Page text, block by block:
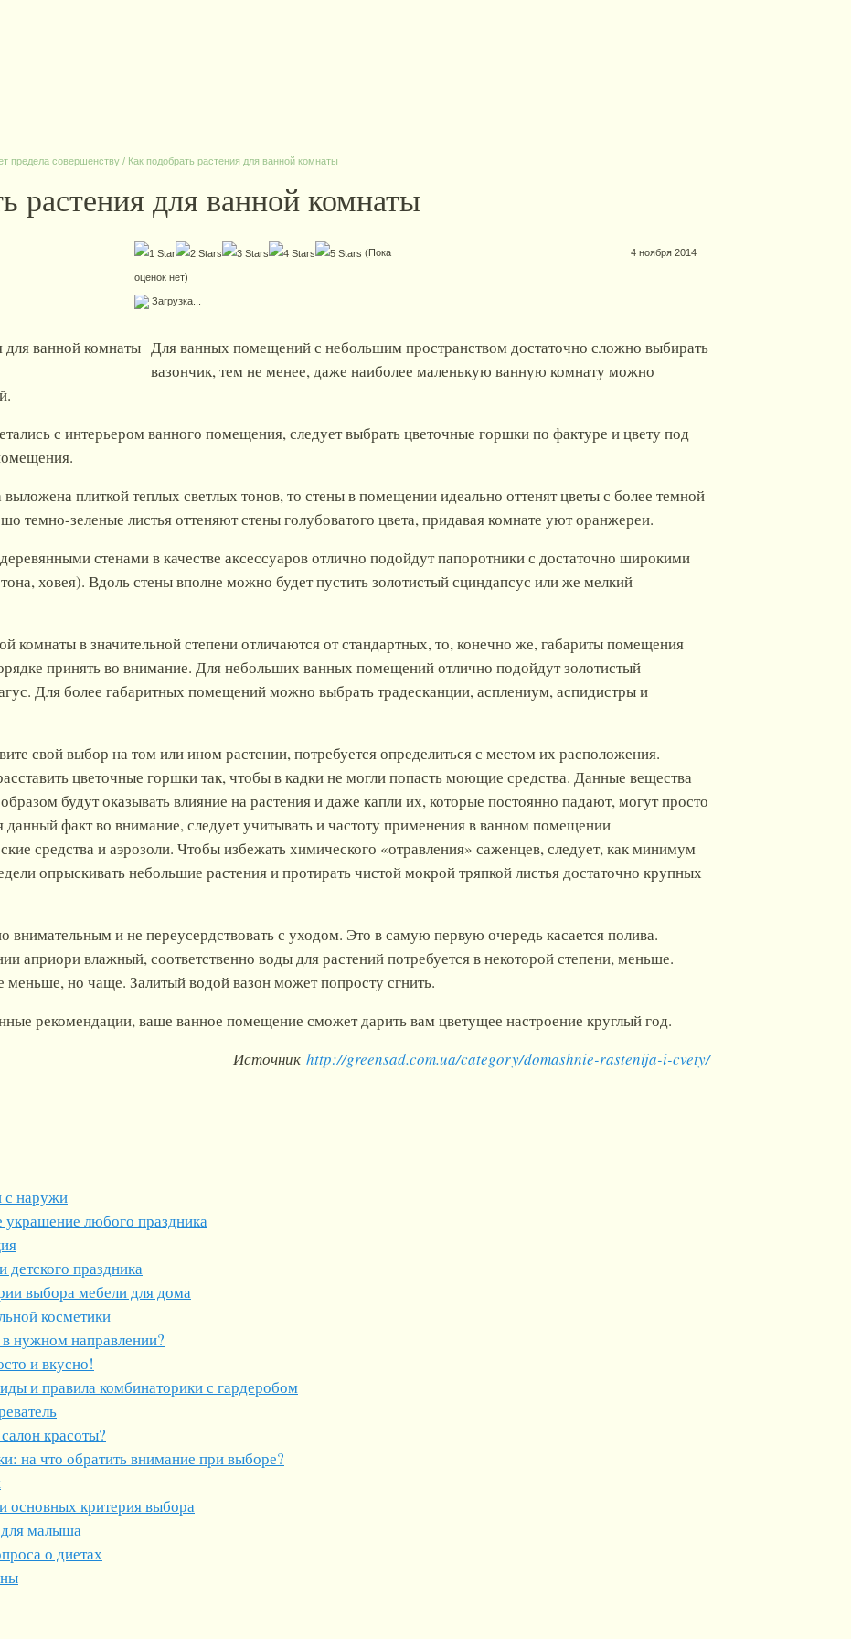
предела совершенству / Как подобрать растения для ванной комнаты
растения для ванной комнаты
(Пока
оценок нет)
Загрузка...
4 ноября 2014
Для ванных помещений с небольшим пространством достаточно сложно выбирать
вазончик, тем не менее, даже наиболее маленькую ванную комнату можно
с интерьером ванного помещения, следует выбрать цветочные горшки по фактуре и цвету под
плиткой теплых светлых тонов, то стены в помещении идеально оттенят цветы с более темной
темно-зеленые листья оттеняют стены голубоватого цвета, придавая комнате уют оранжереи.
стенами в качестве аксессуаров отлично подойдут папоротники с достаточно широкими
ховея). Вдоль стены вполне можно будет пустить золотистый сциндапсус или же мелкий
комнаты в значительной степени отличаются от стандартных, то, конечно же, габариты помещения
принять во внимание. Для небольших ванных помещений отлично подойдут золотистый
Для более габаритных помещений можно выбрать традесканции, асплениум, аспидистры и
свой выбор на том или ином растении, потребуется определиться с местом их расположения.
цветочные горшки так, чтобы в кадки не могли попасть моющие средства. Данные вещества
будут оказывать влияние на растения и даже капли их, которые постоянно падают, могут просто
факт во внимание, следует учитывать и частоту применения в ванном помещении
средства и аэрозоли. Чтобы избежать химического «отравления» саженцев, следует, как минимум
опрыскивать небольшие растения и протирать чистой мокрой тряпкой листья достаточно крупных
внимательным и не переусердствовать с уходом. Это в самую первую очередь касается полива.
априори влажный, соответственно воды для растений потребуется в некоторой степени, меньше.
меньше, но чаще. Залитый водой вазон может попросту сгнить.
рекомендации, ваше ванное помещение сможет дарить вам цветущее настроение круглый год.
Источник http://greensad.com.ua/category/domashnie-rastenija-i-cvety/
с наружи
любого праздника
детского праздника
выбора мебели для дома
косметики
нужном направлении?
и вкусно!
и правила комбинаторики с гардеробом
красоты?
на что обратить внимание при выборе?
основных критерия выбора
для малыша
о диетах